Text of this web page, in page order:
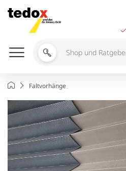
Inhalt
springen
Shop
durchsuchen
StartseiteFaltvorhänge